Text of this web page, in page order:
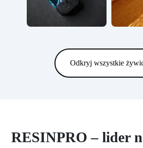
Odkryj wszystkie
RESINPRO – lider